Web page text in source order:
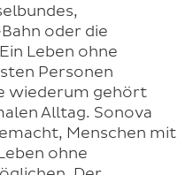
oder die
Leben ohne
Personen
wiederum gehört
Alltag. Sonova
Menschen mit
ohne